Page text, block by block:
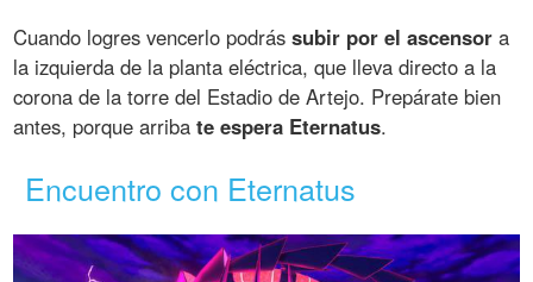
Cuando logres vencerlo podrássubir por el ascensor a
la izquierda de la planta eléctrica, que lleva directo a la
corona de la torre del Estadio de Artejo. Prepárate bien
antes, porque arribate espera Eternatus.
Encuentro con Eternatus